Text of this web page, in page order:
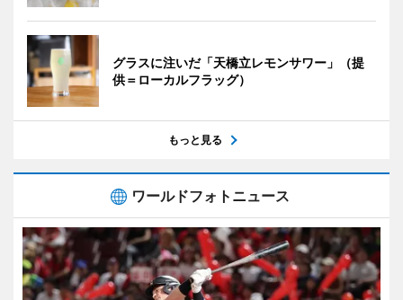
グラスに注いだ「天橋立レモンサワー」（提
供＝ローカルフラッグ）
もっと見る
ワールドフォトニュース